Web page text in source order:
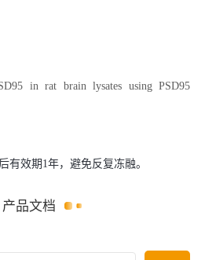
in rat brain lysates using PSD95
效期1年，避免反复冻融。
产品文档